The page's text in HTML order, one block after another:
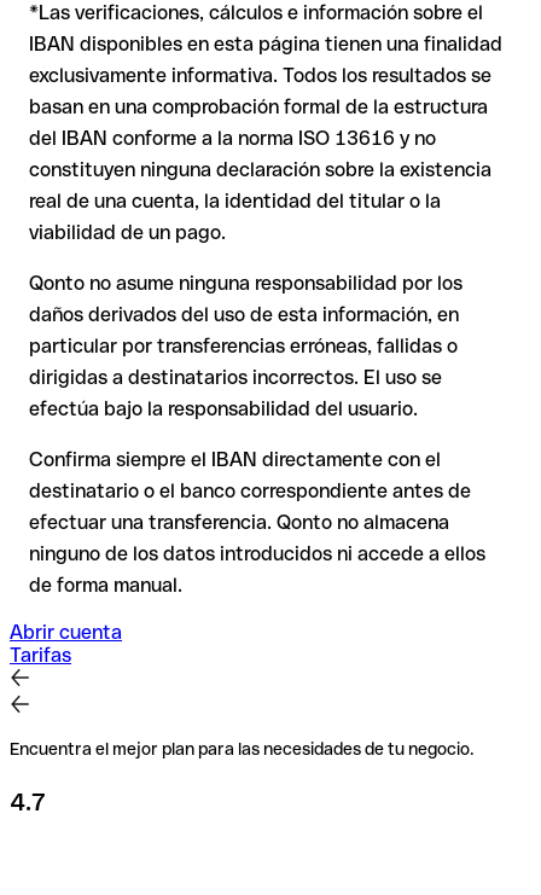
controles matemáticos y no corresponder a ninguna cuenta
real (por ejemplo, si se han transpuesto dígitos y la
combinación resultante es formalmente válida).
Recomendación
: Pide al destinatario que te confirme el IBAN
por escrito, especialmente en nuevas relaciones comerciales
o con importes elevados. La existencia de una cuenta solo
puede verificarla el propio Kuwait Turkish Participation Bank
se ejecuta hacia una cuenta ajena. En ese caso:
El banco receptor está obligado a colaborar en la
recuperación de los fondos.
Tu entidad puede iniciar un proceso de reclamación a
petición tuya.
La devolución no está asegurada, especialmente si el
destinatario ya ha retirado el dinero.
En transferencias internacionales fuera del espacio SEPA, la
recuperación es considerablemente más compleja y conlleva
comisiones .
Recomendación: Verifica cada IBAN antes de una
transferencia con nuestro IBAN Checker gratuito y, en caso
de duda, confírmalo directamente con el destinatario. Esta
precaución es especialmente importante con importes
elevados o nuevas relaciones comerciales.
*Las verificaciones, cálculos e información sobre el
IBAN disponibles en esta página tienen una finalidad
exclusivamente informativa. Todos los resultados se
basan en una comprobación formal de la estructura
del IBAN conforme a la norma ISO 13616 y no
constituyen ninguna declaración sobre la existencia
real de una cuenta, la identidad del titular o la
viabilidad de un pago.
Qonto no asume ninguna responsabilidad por los
daños derivados del uso de esta información, en
particular por transferencias erróneas, fallidas o
dirigidas a destinatarios incorrectos. El uso se
efectúa bajo la responsabilidad del usuario.
Confirma siempre el IBAN directamente con el
destinatario o el banco correspondiente antes de
efectuar una transferencia. Qonto no almacena
ninguno de los datos introducidos ni accede a ellos
de forma manual.
Abrir cuenta
Tarifas
Encuentra el mejor plan para las necesidades de tu negocio.
4.7